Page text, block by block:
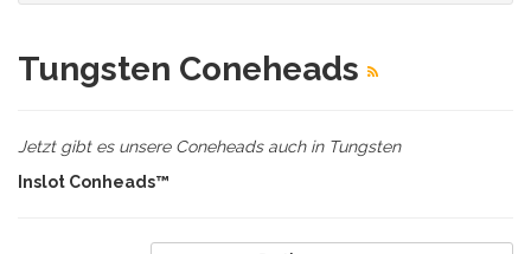
Tungsten Coneheads
Jetzt gibt es unsere Coneheads auch in Tungsten
Inslot Conheads™